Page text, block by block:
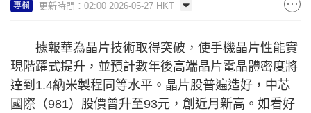
專欄 更新時間：02:00 2026-05-27 HKT
據報華為晶片技術取得突破，使手機晶片性能實
現階躍式提升，並預計數年後高端晶片電晶體密度將
達到1.4納米製程同等水平。晶片股普遍造好，中芯
國際（981）股價曾升至93元，創近月新高。如看好